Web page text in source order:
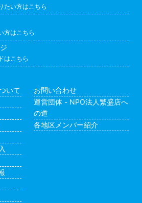
たい方はこちら
方はこちら
ジ
はこちら
いて
お問い合わせ
運営団体 - NPO法人繁盛店へ
の道
各地区メンバー紹介